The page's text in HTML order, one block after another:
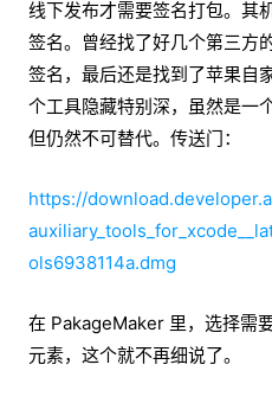
线下发布才需要签名打包。其
签名。曾经找了好几个第三方
签名，最后还是找到了苹果自
个工具隐藏特别深，虽然是一
但仍然不可替代。传送门：
https://
ols6938114a.dmg
在 PakageMaker 里，选择需
元素，这个就不再细说了。